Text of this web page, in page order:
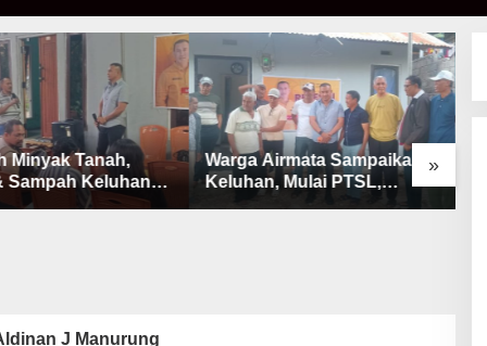
»
Minyak Tanah,
Sampah Keluhan
Airnona
Warga Airmata Sampaikan
Keluhan, Mulai PTSL,
Ketersediaan Minyak Tanah
J Manurung